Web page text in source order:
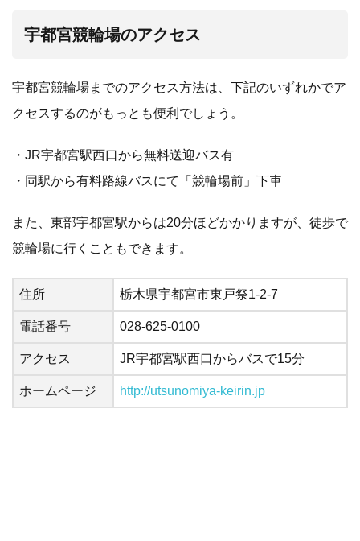
宇都宮競輪場のアクセス
宇都宮競輪場までのアクセス方法は、下記のいずれかでア
クセスするのがもっとも便利でしょう。
・JR宇都宮駅西口から無料送迎バス有
・同駅から有料路線バスにて「競輪場前」下車
また、東部宇都宮駅からは20分ほどかかりますが、徒歩で
競輪場に行くこともできます。
住所 栃木県宇都宮市東戸祭1-2-7
電話番号 028-625-0100
アクセス JR宇都宮駅西口からバスで15分
ホームページ http://utsunomiya-keirin.jp